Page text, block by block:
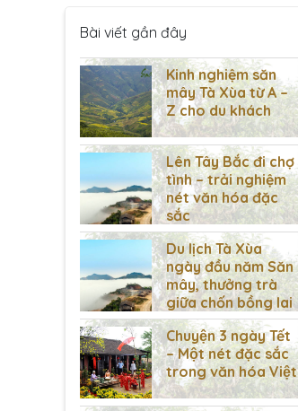
Bài viết gần đây
Kinh nghiệm săn
mây Tà Xùa từ A –
Z cho du khách
Lên Tây Bắc đi chợ
tình – trải nghiệm
nét văn hóa đặc
sắc
Du lịch Tà Xùa
ngày đầu năm Săn
mây, thưởng trà
giữa chốn bồng lai
Chuyện 3 ngày Tết
– Một nét đặc sắc
trong văn hóa Việt